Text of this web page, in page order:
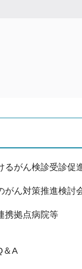
るがん検診受診促
がん対策推進検討
携拠点病院等
＆A